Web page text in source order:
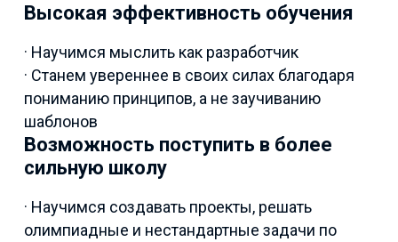
Высокая эффективность обучения
· Научимся мыслить как разработчик
· Станем увереннее в своих силах благодаря
пониманию принципов, а не заучиванию
шаблонов
Возможность поступить в более
сильную школу
· Научимся создавать проекты, решать
олимпиадные и нестандартные задачи по